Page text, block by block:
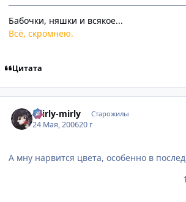
Бабочки, няшки и всякое...
Всё, скромнею.
Цитата
shirly-mirly Старожилы
24 Мая, 200620 г
А мну нарвится цвета, особенно в